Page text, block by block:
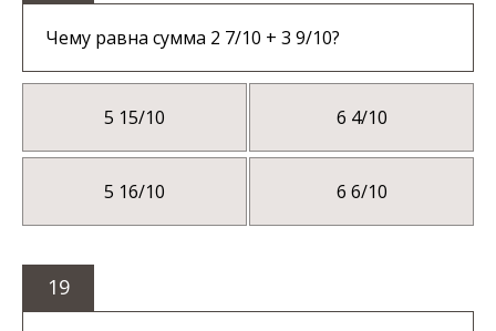
Чему равна сумма 2 7/10 + 3 9/10?
5 15/10 6 4/10
5 16/10 6 6/10
19